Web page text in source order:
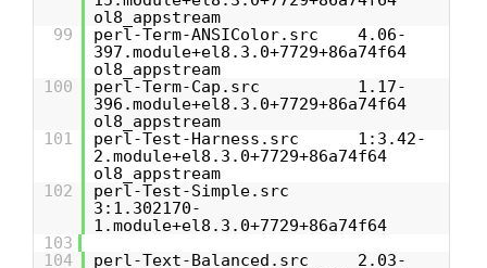
ol8_appstream
99
perl-Term-ANSIColor.src 4.06-
397.module+el8.3.0+7729+86a74f64
ol8_appstream
100
perl-Term-Cap.src 1.17-
396.module+el8.3.0+7729+86a74f64
ol8_appstream
101
perl-Test-Harness.src 1:3.42-
2.module+el8.3.0+7729+86a74f64
ol8_appstream
102
perl-Test-Simple.src
3:1.302170-
1.module+el8.3.0+7729+86a74f64
103
104
perl-Text-Balanced.src 2.03-